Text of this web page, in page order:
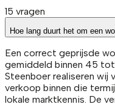
15 vragen
Hoe lang duurt het om een
Een correct geprijsde
gemiddeld binnen 45
Steenboer realiseren wij
verkoop binnen die
lokale marktkennis. De